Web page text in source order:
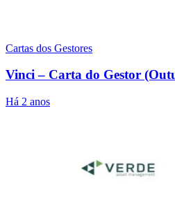
Cartas dos Gestores
Vinci – Carta do Gestor
Há 2 anos